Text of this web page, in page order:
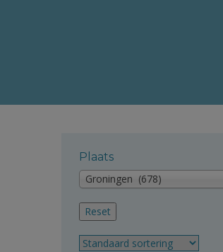
Plaats
Groningen (678)